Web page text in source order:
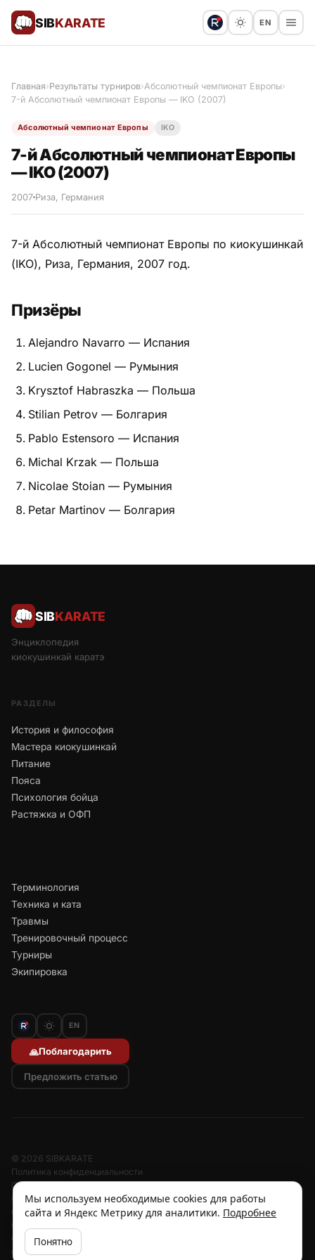
SIBKARATE EN
Результаты турниров
История и философия
Мастера киокушинкай
Питание
Пояса
Психология бойца
Растяжка и ОФП
Терминология
Экипировка
Главная›Результаты турниров›Абсолютный чемпионат Европы›
7-й Абсолютный чемпионат Европы — IKO (2007)
Абсолютный чемпионат Европы IKO
7-й Абсолютный чемпионат Европы
— IKO (2007)
2007 Риза, Германия
7-й Абсолютный чемпионат Европы по киокушинкай
(IKO), Риза, Германия, 2007 год.
Призёры
Alejandro Navarro — Испания
Lucien Gogonel — Румыния
Krysztof Habraszka — Польша
Stilian Petrov — Болгария
Pablo Estensoro — Испания
Michal Krzak — Польша
Nicolae Stoian — Румыния
Petar Martinov — Болгария
SIBKARATE
Энциклопедия
киокушинкай каратэ
РАЗДЕЛЫ
История и философия
Мастера киокушинкай
Питание
Пояса
Психология бойца
Растяжка и ОФП
Терминология
Техника и ката
Травмы
Тренировочный процесс
Турниры
Экипировка
EN
🙏Поблагодарить
Предложить статью
© 2026 SIBKARATE
Политика конфиденциальности
Отписаться от рассылок
Согласие на обработку персональных данных
Согласие на рассылку
Отзыв согласия
Cookies
Об авторе
Мы используем необходимые cookies для работы
сайта и Яндекс Метрику для аналитики. Подробнее
Понятно